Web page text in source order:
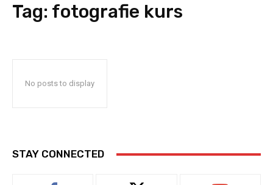
Tag: fotografie kurs
No posts to display
STAY CONNECTED